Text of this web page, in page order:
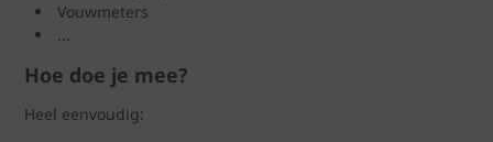
Vouwmeters
...
Hoe doe je mee?
Heel eenvoudig: